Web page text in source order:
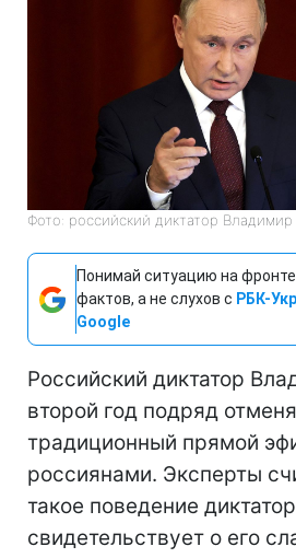
Фото: российский диктатор Владимир
Понимай ситуацию на
фактов, а не слухов с РБК-
Google
Российский диктатор
второй год подряд
традиционный прямой
россиянами. Эксперты
такое поведение
свидетельствует о его